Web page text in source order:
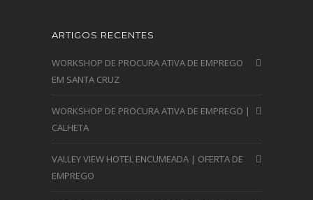
ARTIGOS RECENTES
WORKSHOP DE PROCURA ATIVA DE EMPREGO
EM SANTA CRUZ
WORKSHOP DE PROCURA ATIVA DE EMPREGO |
CALHETA
VALLEY VIEW HOTEL ENCUMEADA | OFERTA DE
EMPREGO